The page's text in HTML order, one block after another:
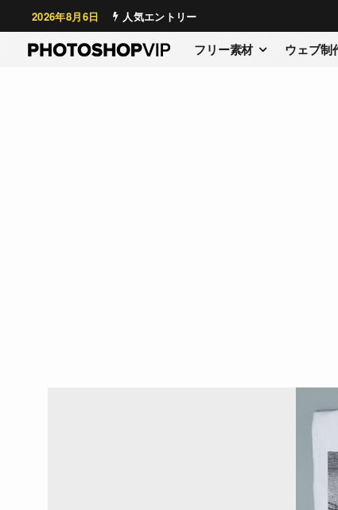
2026年8月6日 人気エントリー
フリー素材 ウェブ制